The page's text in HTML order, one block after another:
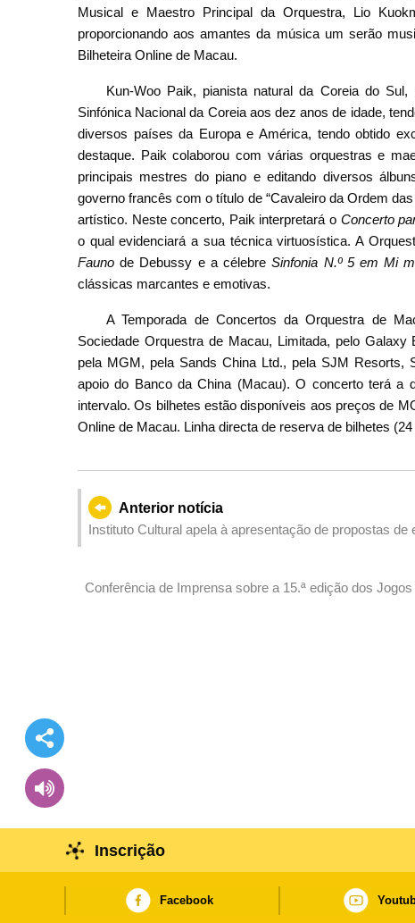
Musical e Maestro Principal da Orquestra, Lio
proporcionando aos amantes da música um serão
Bilheteira Online de Macau.
Kun-Woo Paik, pianista natural da Coreia do
Sinfónica Nacional da Coreia aos dez anos de idade,
diversos países da Europa e América, tendo obtido
destaque. Paik colaborou com várias orquestras e
principais mestres do piano e editando diversos
governo francês com o título de “Cavaleiro da Ordem
artístico. Neste concerto, Paik interpretará o Concerto
o qual evidenciará a sua técnica virtuosística. A
Fauno de Debussy e a célebreSinfonia N.º 5 em Mi
clássicas marcantes e emotivas.
A Temporada de Concertos da Orquestra de
Sociedade Orquestra de Macau, Limitada, pelo
pela MGM, pela Sands China Ltd., pela SJM
apoio do Banco da China (Macau). O concerto terá a
intervalo. Os bilhetes estão disponíveis aos preços de
Online de Macau. Linha directa de reserva de bilhetes
Anterior notícia
Instituto Cultural apela à apresentação de propostas
Conferência de Imprensa sobre a 15.ª edição dos
Inscrição
Facebook